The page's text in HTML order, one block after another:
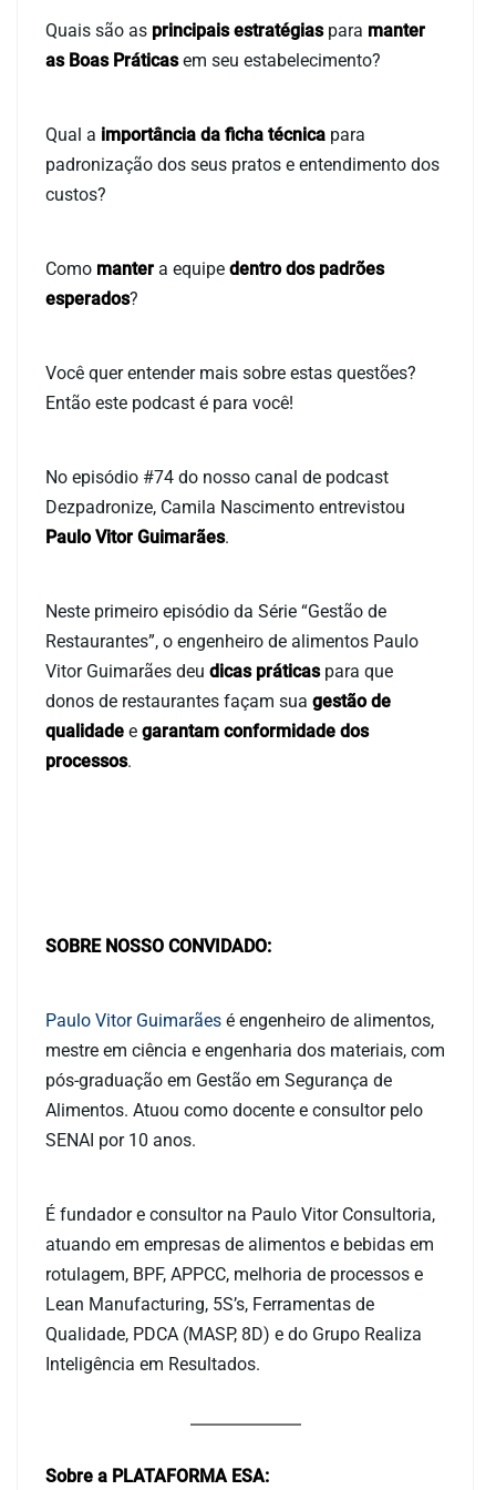
Quais são as principais estratégiaspara manter
as Boas Práticasem seu estabelecimento?
Qual a importância da ficha técnica para
padronização dos seus pratos e entendimento dos
custos?
Como manter a equipe dentro dos padrões
esperados?
Você quer entender mais sobre estas questões?
Então este podcast é para você!
No episódio #74 do nosso canal de podcast
Dezpadronize, Camila Nascimento entrevistou
Paulo Vitor Guimarães.
Neste primeiro episódio da Série “Gestão de
Restaurantes”, o engenheiro de alimentos Paulo
Vitor Guimarães deu dicas práticaspara que
donos de restaurantes façam sua gestão de
qualidade e garantam conformidade dos
processos.
SOBRE NOSSO CONVIDADO:
Paulo Vitor Guimarães é engenheiro de alimentos,
mestre em ciência e engenharia dos materiais, com
pós-graduação em Gestão em Segurança de
Alimentos. Atuou como docente e consultor pelo
SENAI por 10 anos.
É fundador e consultor na Paulo Vitor Consultoria,
atuando em empresas de alimentos e bebidas em
rotulagem, BPF, APPCC, melhoria de processos e
Lean Manufacturing, 5S’s, Ferramentas de
Qualidade, PDCA (MASP, 8D) e do Grupo Realiza
Inteligência em Resultados.
Sobre a PLATAFORMA ESA: